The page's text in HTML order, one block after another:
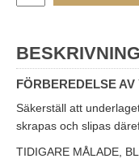
BESKRIVNING
FÖRBEREDELSE AV
Säkerställ att
skrapas och slipas
TIDIGARE MÅLADE,